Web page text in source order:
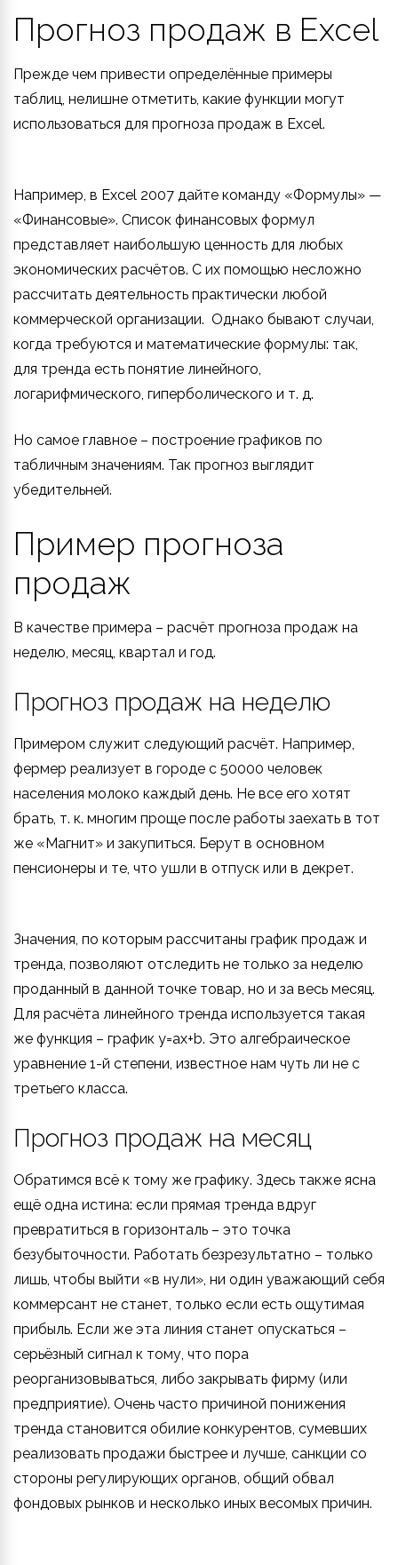
Прогноз продаж в Excel
Прежде чем привести определённые примеры
таблиц, нелишне отметить, какие функции могут
использоваться для прогноза продаж в Excel.
Например, в Excel 2007 дайте команду «Формулы» —
«Финансовые». Список финансовых формул
представляет наибольшую ценность для любых
экономических расчётов. С их помощью несложно
рассчитать деятельность практически любой
коммерческой организации. Однако бывают случаи,
когда требуются и математические формулы: так,
для тренда есть понятие линейного,
логарифмического, гиперболического и т. д.
Но самое главное – построение графиков по
табличным значениям. Так прогноз выглядит
убедительней.
Пример прогноза
продаж
В качестве примера – расчёт прогноза продаж на
неделю, месяц, квартал и год.
Прогноз продаж на неделю
Примером служит следующий расчёт. Например,
фермер реализует в городе с 50000 человек
населения молоко каждый день. Не все его хотят
брать, т. к. многим проще после работы заехать в тот
же «Магнит» и закупиться. Берут в основном
пенсионеры и те, что ушли в отпуск или в декрет.
Значения, по которым рассчитаны график продаж и
тренда, позволяют отследить не только за неделю
проданный в данной точке товар, но и за весь месяц.
Для расчёта линейного тренда используется такая
же функция – график y=ax+b. Это алгебраическое
уравнение 1-й степени, известное нам чуть ли не с
третьего класса.
Прогноз продаж на месяц
Обратимся всё к тому же графику. Здесь также ясна
ещё одна истина: если прямая тренда вдруг
превратиться в горизонталь – это точка
безубыточности. Работать безрезультатно – только
лишь, чтобы выйти «в нули», ни один уважающий себя
коммерсант не станет, только если есть ощутимая
прибыль. Если же эта линия станет опускаться –
серьёзный сигнал к тому, что пора
реорганизовываться, либо закрывать фирму (или
предприятие). Очень часто причиной понижения
тренда становится обилие конкурентов, сумевших
реализовать продажи быстрее и лучше, санкции со
стороны регулирующих органов, общий обвал
фондовых рынков и несколько иных весомых причин.